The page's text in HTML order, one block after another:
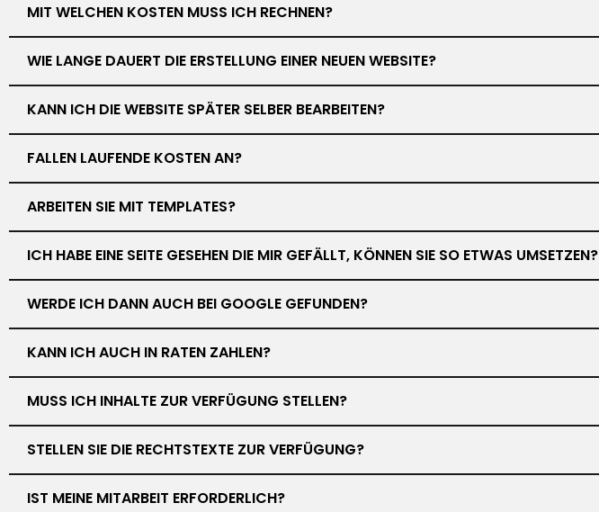
MIT WELCHEN KOSTEN MUSS ICH RECHNEN?
WIE LANGE DAUERT DIE ERSTELLUNG EINER NEUEN WEBSITE?
KANN ICH DIE WEBSITE SPÄTER SELBER BEARBEITEN?
FALLEN LAUFENDE KOSTEN AN?
ARBEITEN SIE MIT TEMPLATES?
ICH HABE EINE SEITE GESEHEN DIE MIR GEFÄLLT, KÖNNEN SIE SO ETWAS UMSETZEN?
WERDE ICH DANN AUCH BEI GOOGLE GEFUNDEN?
KANN ICH AUCH IN RATEN ZAHLEN?
MUSS ICH INHALTE ZUR VERFÜGUNG STELLEN?
STELLEN SIE DIE RECHTSTEXTE ZUR VERFÜGUNG?
IST MEINE MITARBEIT ERFORDERLICH?